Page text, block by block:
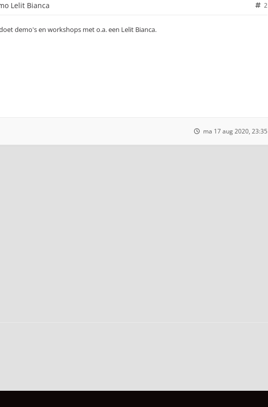
Lelit Bianca 2
demo's en workshops met o.a. een Lelit Bianca.
ma 17 aug 2020, 23:35